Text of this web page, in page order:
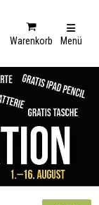
Warenkorb Menü